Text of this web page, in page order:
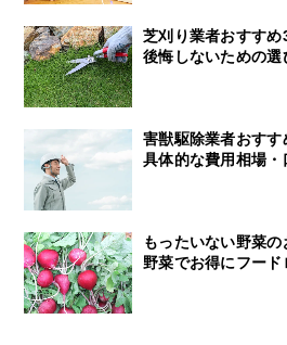
芝刈り業者おすす
後悔しないための選
害獣駆除業者おす
具体的な費用相場・
もったいない野菜
野菜でお得にフード